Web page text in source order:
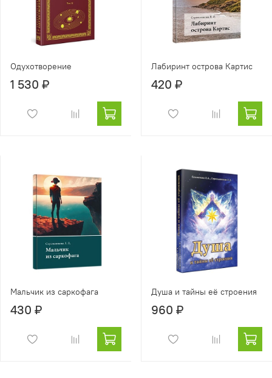
Одухотворение
1 530 ₽
Лабиринт острова Картис
420 ₽
Мальчик из саркофага
430 ₽
Душа и тайны её строения
960 ₽